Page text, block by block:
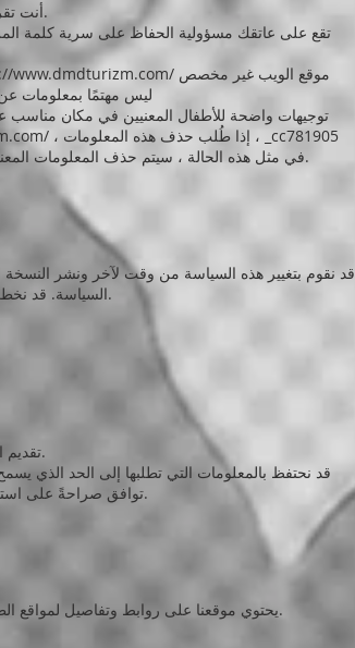
أنت تقر بأن نقل البيانات عبر الإنترنت ليس آمنًا نظرًا لطبيعة الإنترنت ولا يمكننا ضمان أمان البيانات المرسلة عبر الإنترنت.
تقع على عاتقك مسؤولية الحفاظ على سرية كلمة
www.dmdturizm.com/
ليس مهتمًا بمعلومات عن
، إذا طُلب حذف هذه المعلومات ، _cc781905
. في مثل هذه الحالة ، سيتم حذف المعلومات المعنية دون تأخير.
قد نقوم بتغيير هذه السياسة من وقت لآخر ونشر
السياسة. قد نخطرك بالتغييرات التي تطرأ على هذه السياسة عن طريق البريد الإلكتروني أو عبر نظام المراسلة الخاص على موقعنا.
تقديم المستندات التي تثبت هويتك (عادة ما نقبل نسخة موثقة من جواز سفرك لهذا الغرض وفاتورة توضح عنوانك الحالي).
قد نحتفظ بالمعلومات التي تطلبها إلى الحد الذي
توافق صراحةً على استخدامنا لمعلوماتك الشخصية لأغراض التسويق ، أو نمنحك خيار عدم استخدام معلوماتك الشخصية لأغراض التسويق.
يحتوي موقعنا على روابط وتفاصيل لمواقع الطرف الثالث. ليس لدينا سيطرة ولا يمكن أن نتحمل المسؤولية عن سياسات وممارسات الخصوصية للأطراف الثالثة.